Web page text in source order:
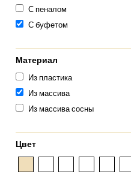
С пеналом
С буфетом
Материал
Из пластика
Из массива
Из массива сосны
Цвет